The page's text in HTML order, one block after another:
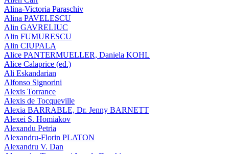
Alina-Victoria Paraschiv
Alina PAVELESCU
Alin GAVRELIUC
Alin FUMURESCU
Alin CIUPALA
Alice PANTERMUELLER, Daniela KOHL
Alice Calaprice (ed.)
Ali Eskandarian
Alfonso Signorini
Alexis Torrance
Alexis de Tocqueville
Alexia BARRABLE, Dr. Jenny BARNETT
Alexei S. Homiakov
Alexandu Petria
Alexandru-Florin PLATON
Alexandru V. Dan